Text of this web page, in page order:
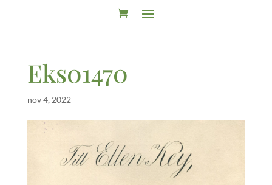
Eks01470
nov 4, 2022